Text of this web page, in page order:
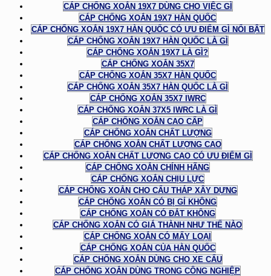
CÁP CHỐNG XOẮN 19X7 DÙNG CHO VIỆC GÌ
CÁP CHỐNG XOẮN 19X7 HÀN QUỐC
CÁP CHỐNG XOẮN 19X7 HÀN QUỐC CÓ ƯU ĐIỂM GÌ NỔI BẬT
CÁP CHỐNG XOẮN 19X7 HÀN QUỐC LÀ GÌ
CÁP CHỐNG XOẮN 19X7 LÀ GÌ?
CÁP CHỐNG XOẮN 35X7
CÁP CHỐNG XOẮN 35X7 HÀN QUỐC
CÁP CHỐNG XOẮN 35X7 HÀN QUỐC LÀ GÌ
CÁP CHỐNG XOẮN 35X7 IWRC
CÁP CHỐNG XOẮN 37X5 IWRC LÀ GÌ
CÁP CHỐNG XOẮN CAO CẤP
CÁP CHỐNG XOẮN CHẤT LƯỢNG
CÁP CHỐNG XOẮN CHẤT LƯỢNG CAO
CÁP CHỐNG XOẮN CHẤT LƯỢNG CAO CÓ ƯU ĐIỂM GÌ
CÁP CHỐNG XOẮN CHÍNH HÃNG
CÁP CHỐNG XOẮN CHỊU LỰC
CÁP CHỐNG XOẮN CHO CẨU THÁP XÂY DỰNG
CÁP CHỐNG XOẮN CÓ BỊ GỈ KHÔNG
CÁP CHỐNG XOẮN CÓ ĐẮT KHÔNG
CÁP CHỐNG XOẮN CÓ GIÁ THÀNH NHƯ THẾ NÀO
CÁP CHỐNG XOẮN CÓ MẤY LOẠI
CÁP CHỐNG XOẮN CỦA HÀN QUỐC
CÁP CHỐNG XOẮN DÙNG CHO XE CẨU
CÁP CHỐNG XOẮN DÙNG TRONG CÔNG NGHIỆP